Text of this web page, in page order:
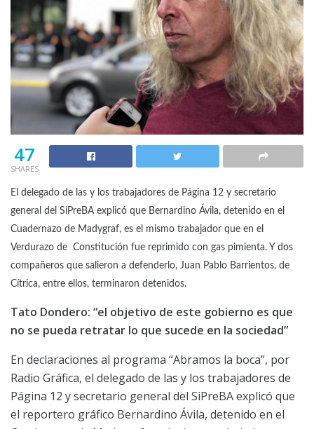
47
SHARES
El delegado de las y los trabajadores de Página 12 y secretario
general del SiPreBA explicó que Bernardino Ávila, detenido en el
Cuadernazo de Madygraf, es el mismo trabajador que en el
Verdurazo de Constitución fue reprimido con gas pimienta. Y dos
compañeros que salieron a defenderlo, Juan Pablo Barrientos, de
Cítrica, entre ellos, terminaron detenidos.
Tato Dondero: “el objetivo de este gobierno es que
no se pueda retratar lo que sucede en la sociedad”
En declaraciones al programa “Abramos la boca”, por
Radio Gráfica, el delegado de las y los trabajadores de
Página 12 y secretario general del SiPreBA explicó que
el reportero gráfico Bernardino Ávila, detenido en el